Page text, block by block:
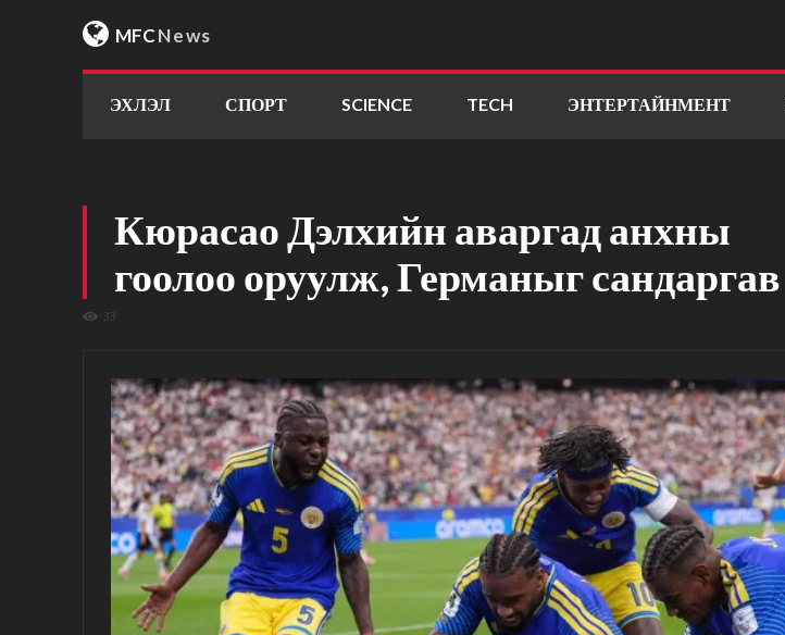
MFCNews
ЭХЛЭЛ СПОРТ SCIENCE TECH ЭНТЕРТАЙНМЕНТ
Кюрасао Дэлхийн аваргад анхны
гоолоо оруулж, Германыг сандаргав
33